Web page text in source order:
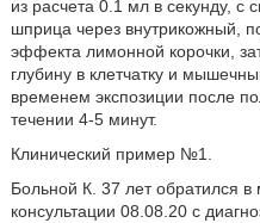
из расчета 0.1 мл в секунду,
шприца через внутрикожный,
эффекта лимонной корочки,
глубину в клетчатку и
временем экспозиции после
течении 4-5 минут.
Клинический пример №1.
Больной К. 37 лет обратился
консультации 08.08.20 с